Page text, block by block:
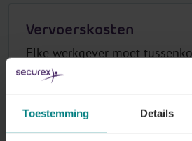
Toestemming Details
Vervoerskosten
Elke werkgever moet
van het openbaar vervoer dat
sector kan daarnaast een
voor privé-vervoer of